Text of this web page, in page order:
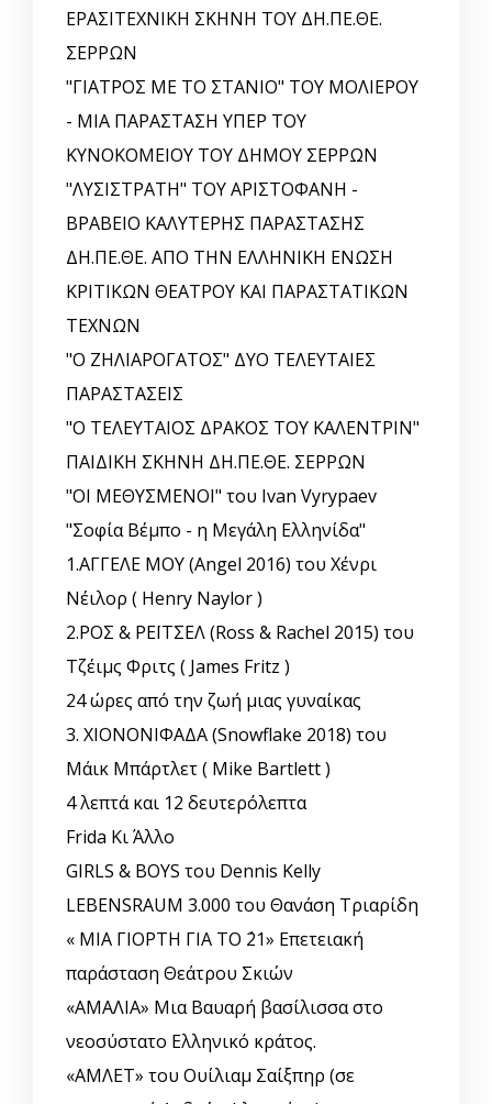
ΕΡΑΣΙΤΕΧΝΙΚΗ ΣΚΗΝΗ ΤΟΥ ΔΗ.ΠΕ.ΘΕ.
ΣΕΡΡΩΝ
"ΓΙΑΤΡΟΣ ΜΕ ΤΟ ΣΤΑΝΙΟ" ΤΟΥ ΜΟΛΙΕΡΟΥ
- ΜΙΑ ΠΑΡΑΣΤΑΣΗ ΥΠΕΡ ΤΟΥ
ΚΥΝΟΚΟΜΕΙΟΥ ΤΟΥ ΔΗΜΟΥ ΣΕΡΡΩΝ
"ΛΥΣΙΣΤΡΑΤΗ" ΤΟΥ ΑΡΙΣΤΟΦΑΝΗ -
ΒΡΑΒΕΙΟ ΚΑΛΥΤΕΡΗΣ ΠΑΡΑΣΤΑΣΗΣ
ΔΗ.ΠΕ.ΘΕ. ΑΠΟ ΤΗΝ ΕΛΛΗΝΙΚΗ EΝΩΣΗ
ΚΡΙΤΙΚΩΝ ΘΕΑΤΡΟΥ ΚΑΙ ΠΑΡΑΣΤΑΤΙΚΩΝ
ΤΕΧΝΩΝ
"Ο ΖΗΛΙΑΡΟΓΑΤΟΣ" ΔΥΟ ΤΕΛΕΥΤΑΙΕΣ
ΠΑΡΑΣΤΑΣΕΙΣ
"Ο ΤΕΛΕΥΤΑΙΟΣ ΔΡΑΚΟΣ ΤΟΥ ΚΑΛΕΝΤΡΙΝ"
ΠΑΙΔΙΚΗ ΣΚΗΝΗ ΔΗ.ΠΕ.ΘΕ. ΣΕΡΡΩΝ
"ΟΙ ΜΕΘΥΣΜΕΝΟΙ" του Ivan Vyrypaev
"Σοφία Βέμπο - η Μεγάλη Ελληνίδα"
1.ΑΓΓΕΛΕ ΜΟΥ (Angel 2016) του Χένρι
Νέιλορ ( Henry Naylor )
2.ΡΟΣ & ΡΕΪΤΣΕΛ (Ross & Rachel 2015) του
Τζέιμς Φριτς ( James Fritz )
24 ώρες από την ζωή μιας γυναίκας
3. ΧΙΟΝΟΝΙΦΑΔΑ (Snowflake 2018) του
Μάικ Μπάρτλετ ( Mike Bartlett )
4 λεπτά και 12 δευτερόλεπτα
Frida Κι Άλλο
GIRLS & BOYS του Dennis Kelly
LEBENSRAUM 3.000 του Θανάση Τριαρίδη
« ΜΙΑ ΓΙΟΡΤΗ ΓΙΑ ΤΟ ΄21» Επετειακή
παράσταση Θεάτρου Σκιών
«ΑΜΑΛΙΑ» Μια Βαυαρή βασίλισσα στο
νεοσύστατο Ελληνικό κράτος.
«ΑΜΛΕΤ» του Ουίλιαμ Σαίξπηρ (σε